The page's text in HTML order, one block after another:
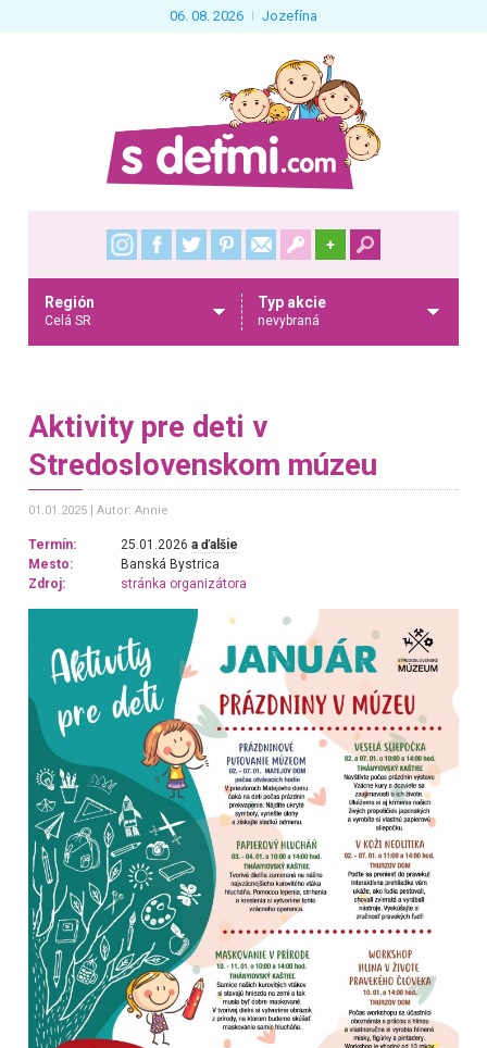
06. 08. 2026 Jozefína
+
Región
Celá SR
Typ akcie
nevybraná
Aktivity pre deti v
Stredoslovenskom múzeu
01.01.2025 Autor: Annie
Termín: 25.01.2026a ďalšie
Mesto:
Banská Bystrica
Zdroj:
stránka organizátora